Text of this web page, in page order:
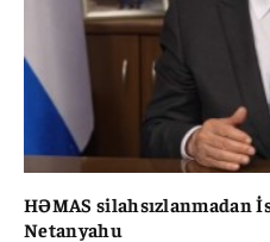
HƏMAS silahsızlanmadan
Netanyahu